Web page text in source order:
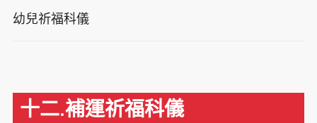
幼兒祈福科儀
十二.補運祈福科儀